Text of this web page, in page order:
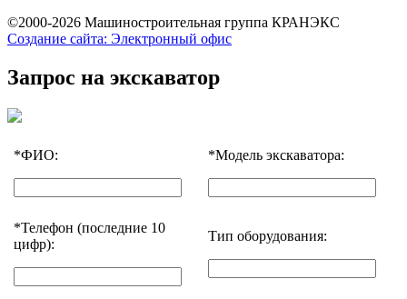
©2000-2026 Машиностроительная группа КРАНЭКС
Создание сайта: Электронный офис
Запрос на экскаватор
*ФИО: *Модель экскаватора:
*Телефон (последние 10
цифр):
Тип оборудования: